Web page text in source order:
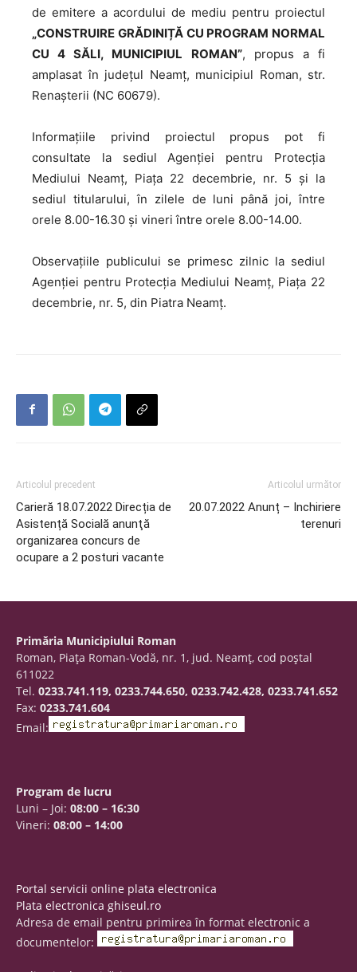
de emitere a acordului de mediu pentru proiectul
„CONSTRUIRE GRĂDINIȚĂ CU PROGRAM NORMAL
CU 4 SĂLI, MUNICIPIUL ROMAN”, propus a fi
amplasat în județul Neamţ, municipiul Roman, str.
Renașterii (NC 60679).
Informaţiile privind proiectul propus pot fi
consultate la sediul Agenției pentru Protecţia
Mediului Neamț, Piața 22 decembrie, nr. 5 şi la
sediul titularului, în zilele de luni până joi, între
orele 8.00-16.30 și vineri între orele 8.00-14.00.
Observaţiile publicului se primesc zilnic la sediul
Agenției pentru Protecţia Mediului Neamț, Piața 22
decembrie, nr. 5, din Piatra Neamț.
Articolul precedent
Carieră 18.07.2022 Direcția de
Asistență Socială anunţă
organizarea concurs de
ocupare a 2 posturi vacante
Articolul următor
20.07.2022 Anunț – Inchiriere
terenuri
Primăria Municipiului Roman
Roman, Piaţa Roman-Vodă, nr. 1, jud. Neamţ, cod poştal
611022
Tel. 0233.741.119, 0233.744.650, 0233.742.428, 0233.741.652
Fax: 0233.741.604
Email:
Program de lucru
Luni – Joi: 08:00 – 16:30
Vineri: 08:00 – 14:00
Portal servicii online plata electronica
Plata electronica ghiseul.ro
Adresa de email pentru primirea în format electronic a
documentelor: